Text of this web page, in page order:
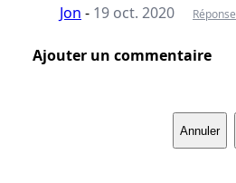
Jon - 19 oct. 2020 Réponse
Ajouter un commentaire
Annuler